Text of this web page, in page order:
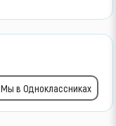
Мы в Одноклассниках